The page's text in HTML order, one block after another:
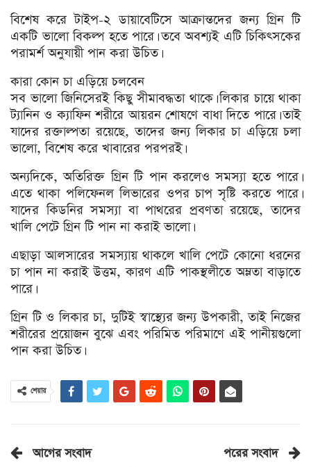
বিশেষ করে টাইপ-২ ডায়াবেটিসে আক্রান্তদের জন্য গ্রিন টি
একটি ভালো বিকল্প হতে পারে। তবে অবশ্যই এটি চিকিৎসকের
পরামর্শ অনুযায়ী পান করা উচিত।
কারা কোন চা এড়িয়ে চলবেন
সব ভালো জিনিসেরই কিছু সীমাবদ্ধতা থাকে। লিকার চায়ে থাকা
ট্যানিন ও ক্যাফিন শরীরে আয়রন শোষণে বাধা দিতে পারে। তাই
যাদের রক্তাল্পতা রয়েছে, তাদের জন্য লিকার চা এড়িয়ে চলা
ভালো, বিশেষ করে খাবারের পরপরই।
অন্যদিকে, অতিরিক্ত গ্রিন টি পান করলেও সমস্যা হতে পারে।
এতে থাকা পলিফেনল লিভারের ওপর চাপ সৃষ্টি করতে পারে।
যাদের কিডনির সমস্যা বা পাথরের প্রবণতা রয়েছে, তাদের
খালি পেটে গ্রিন টি পান না করাই ভালো।
এছাড়া আলসারের সমস্যায় থাকলে খালি পেটে কোনো ধরনের
চা পান না করাই উত্তম, কারণ এটি পাকস্থলীতে অম্লতা বাড়াতে
পারে।
গ্রিন টি ও লিকার চা, দুটিই স্বাস্থ্যের জন্য উপকারী, তাই নিজের
শরীরের প্রয়োজন বুঝে এবং পরিমিত পরিমাণে এই পানীয়গুলো
পান করা উচিত।
শেয়ার
আগের সংবাদ পরের সংবাদ